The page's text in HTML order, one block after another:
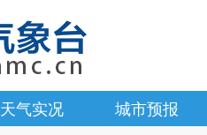
天气实况 城市预报